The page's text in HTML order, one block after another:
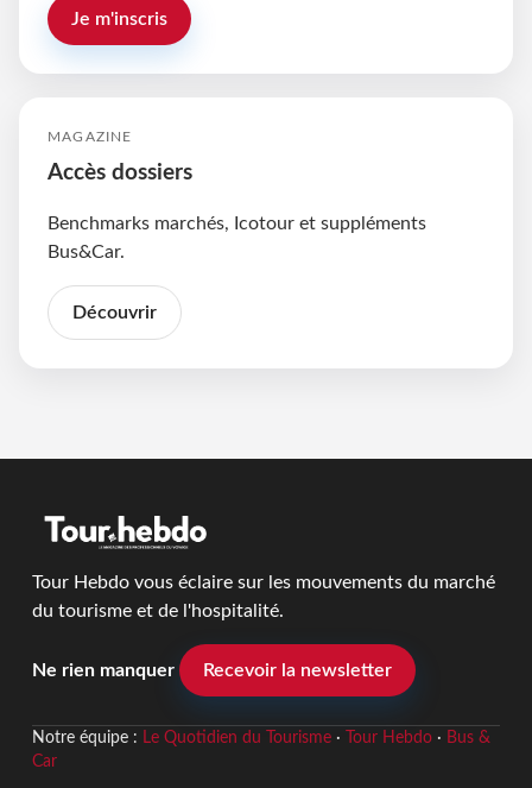
Je m'inscris
MAGAZINE
Accès dossiers
Benchmarks marchés, Icotour et suppléments
Bus&Car.
Découvrir
Tour Hebdo vous éclaire sur les mouvements du marché
du tourisme et de l'hospitalité.
Ne rien manquer Recevoir la newsletter
Notre équipe : Le Quotidien du Tourisme· Tour Hebdo· Bus &
Car